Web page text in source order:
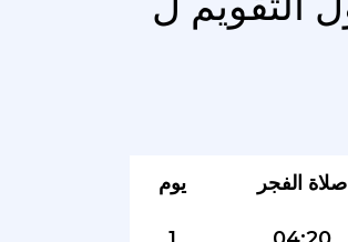
يوم صلاة الفجر